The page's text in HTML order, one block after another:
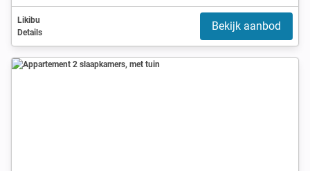
Likibu
Details
Bekijk aanbod